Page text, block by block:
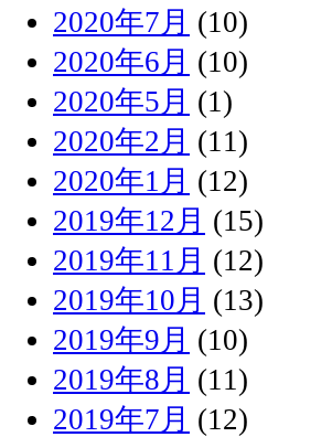
2020年7月 (10)
2020年6月 (10)
2020年5月 (1)
2020年2月 (11)
2020年1月 (12)
2019年12月 (15)
2019年11月 (12)
2019年10月 (13)
2019年9月 (10)
2019年8月 (11)
2019年7月 (12)